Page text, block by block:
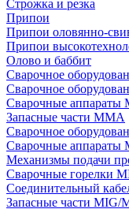
Строжка и резка
Припои
Припои оловянно-
Припои
Олово и баббит
Сварочное
Сварочное
Сварочные аппараты
Запасные части MMA
Сварочное
Сварочные аппараты
Механизмы подачи
Сварочные горелки
Соединительный
Запасные части MIG/